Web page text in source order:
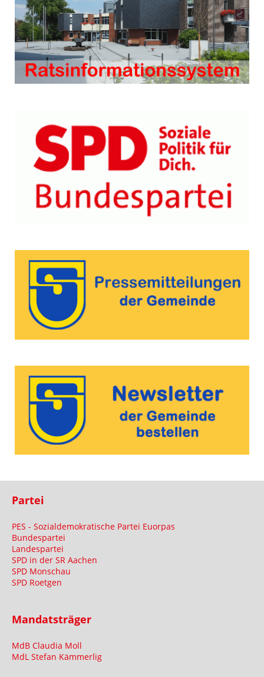
Partei
PES - Sozialdemokratische Partei Euorpas
Bundespartei
Landespartei
SPD in der SR Aachen
SPD Monschau
SPD Roetgen
Mandatsträger
MdB Claudia Moll
MdL Stefan Kämmerlig